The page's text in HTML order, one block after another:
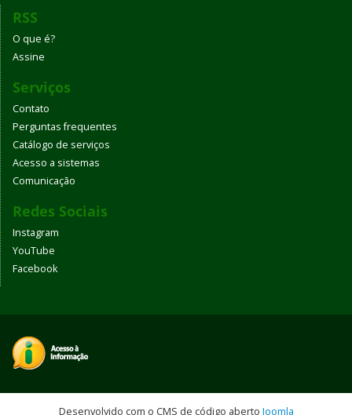
RSS
O que é?
Assine
Serviços
Contato
Perguntas frequentes
Catálogo de serviços
Acesso a sistemas
Comunicação
Redes Sociais
Instagram
YouTube
Facebook
Desenvolvido com o CMS de código aberto Joomla